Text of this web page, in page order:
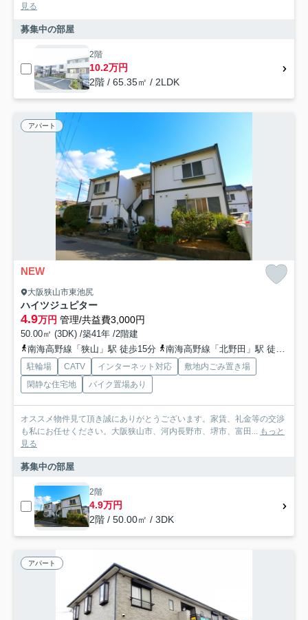
見る
募集中の部屋
2階
10.2万円
2階 / 65.35㎡ / 2LDK
アパート
NEW
大阪狭山市東池尻
ハイツジュピター
4.9万円 管理/共益費3,000円
50.00㎡ (3DK) /築41年 /2階建
南海高野線「狭山」駅 徒歩15分
南海高野線「北野田」駅 徒歩20分
駐輪場 CATV インターネット対応
敷地内ごみ置き場
閑静な住宅地
バイク置場あり
オススメ物件見て頂き誠にありがとうございます。家賃、礼金等の交渉
も私にお任せください。大阪狭山市、河内長野市、堺市、富田... もっと
見る
募集中の部屋
2階
4.9万円
2階 / 50.00㎡ / 3DK
アパート